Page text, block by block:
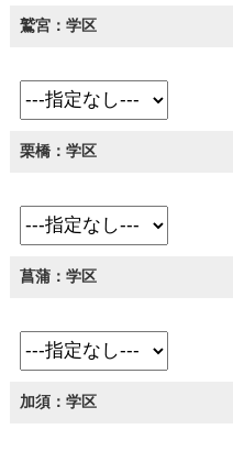
鷲宮：学区
栗橋：学区
菖蒲：学区
加須：学区